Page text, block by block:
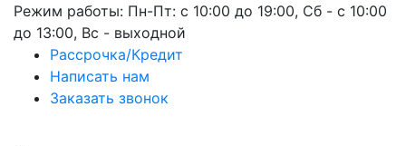
Режим работы: Пн-Пт: с 10:00 до 19:00, Сб - с 10:00
до 13:00, Вс - выходной
Рассрочка/Кредит
Написать нам
Заказать звонок